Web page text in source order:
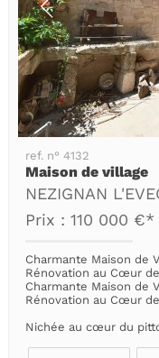
ref. n° 4132
Maison de village
NEZIGNAN
Prix : 110 000 €*
Charmante Maison de
Rénovation au Cœur
Charmante Maison de
Rénovation au Cœur
Nichée au cœur du